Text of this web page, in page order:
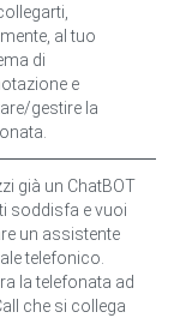
al tuo
di
e
gestire la
già un ChatBOT
soddisfa e vuoi
un assistente
telefonico.
la telefonata ad
che si collega